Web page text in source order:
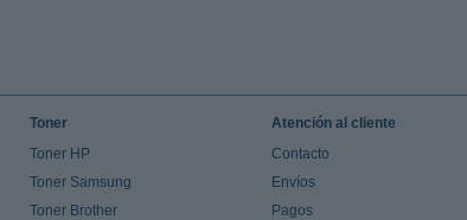
Toner
Toner HP
Toner Samsung
Toner Brother
Atención al cliente
Contacto
Envíos
Pagos